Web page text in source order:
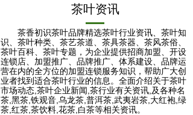
茶叶资讯
茶香初识茶叶品牌精选茶叶行业资讯、茶叶知
识、茶叶种类、茶艺茶道、茶具茶器、茶风茶俗、
茶叶百科、茶叶专题，为企业提供招商加盟、开设
连锁店、加盟推广、品牌推广、体系建设、品牌运
营在内的全方位的加盟连锁服务知识，帮助广大创
业者找到适合茶叶行业的信息。全面介绍关于茶叶
市场动态,茶叶企业新闻,茶行业有关资讯,及各种名
茶,黑茶,铁观音,乌龙茶,普洱茶,武夷岩茶,大红袍,绿
茶,红茶,茶饮料,花茶,白茶等相关资讯。